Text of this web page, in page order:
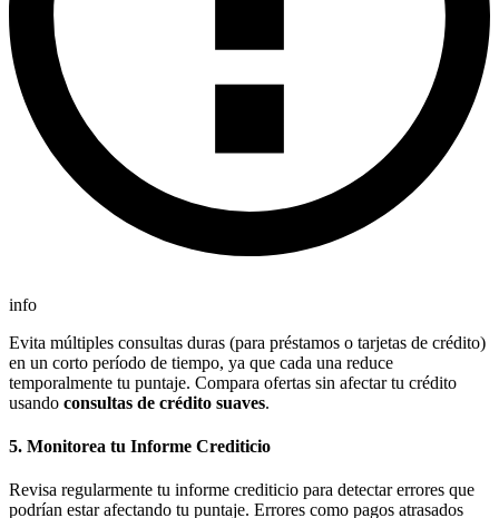
info
Evita múltiples consultas duras (para préstamos o tarjetas de crédito)
en un corto período de tiempo, ya que cada una reduce
temporalmente tu puntaje. Compara ofertas sin afectar tu crédito
usando consultas de crédito suaves.
5. Monitorea tu Informe Crediticio
Revisa regularmente tu informe crediticio para detectar errores que
podrían estar afectando tu puntaje. Errores como pagos atrasados